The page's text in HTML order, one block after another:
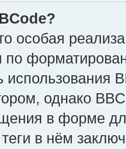
особая
по
использования
однако
в форме
в нём